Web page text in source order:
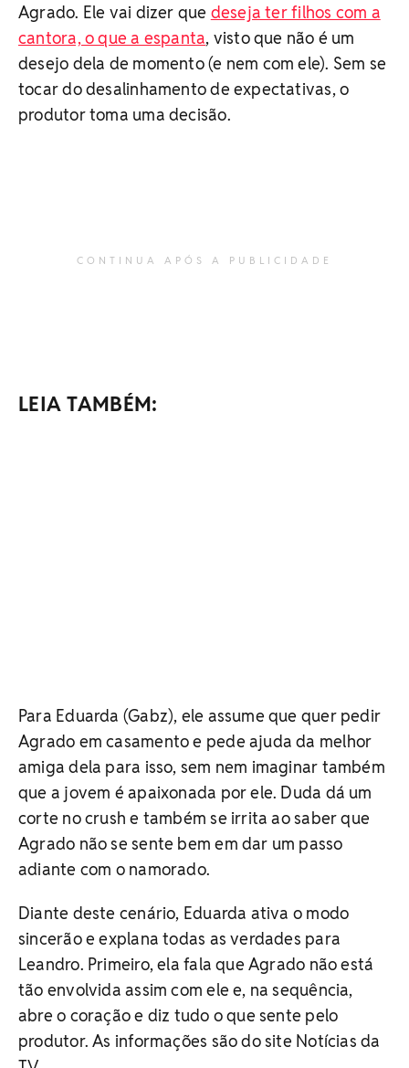
Agrado. Ele vai dizer que deseja ter filhos com a
cantora, o que a espanta, visto que não é um
desejo dela de momento (e nem com ele). Sem se
tocar do desalinhamento de expectativas, o
produtor toma uma decisão.
CONTINUA APÓS A PUBLICIDADE
LEIA TAMBÉM:
Para Eduarda (Gabz), ele assume que quer pedir
Agrado em casamento e pede ajuda da melhor
amiga dela para isso, sem nem imaginar também
que a jovem é apaixonada por ele. Duda dá um
corte no crush e também se irrita ao saber que
Agrado não se sente bem em dar um passo
adiante com o namorado.
Diante deste cenário, Eduarda ativa o modo
sincerão e explana todas as verdades para
Leandro. Primeiro, ela fala que Agrado não está
tão envolvida assim com ele e, na sequência,
abre o coração e diz tudo o que sente pelo
produtor. As informações são do site Notícias da